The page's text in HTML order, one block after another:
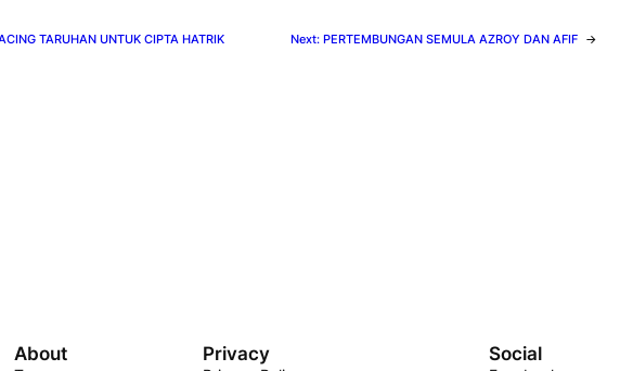
TARUHAN UNTUK CIPTA HATRIK Next: PERTEMBUNGAN SEMULA AZROY DAN AFIF →
About Privacy Social